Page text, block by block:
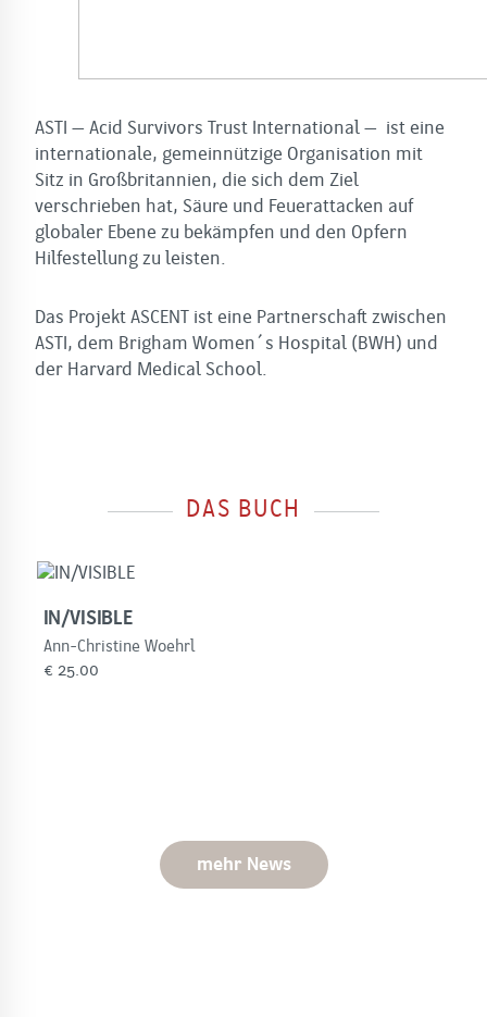
ASTI – Acid Survivors Trust International – ist eine
internationale, gemeinnützige Organisation mit
Sitz in Großbritannien, die sich dem Ziel
verschrieben hat, Säure und Feuerattacken auf
globaler Ebene zu bekämpfen und den Opfern
Hilfestellung zu leisten.
Das Projekt ASCENT ist eine Partnerschaft zwischen
ASTI, dem Brigham Women´s Hospital (BWH) und
der Harvard Medical School.
DAS BUCH
IN/VISIBLE
Ann-Christine Woehrl
€ 25.00
mehr News